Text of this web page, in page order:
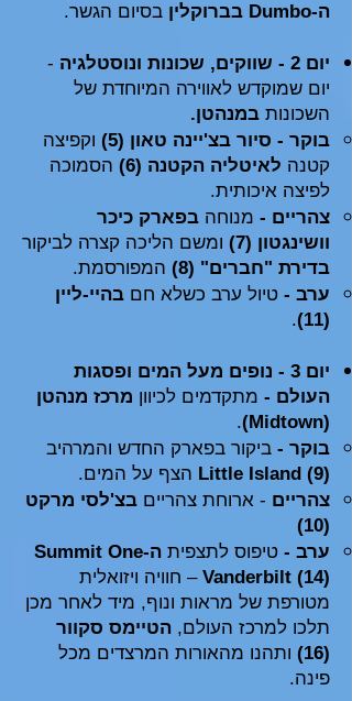
ה-Dumbo בברוקלין
בסיום הגשר.
יום 2 - שווקים, שכונות ונוסטלגיה
-
יום שמוקדש לאווירה המיוחדת של
השכונות במנהטן.
בוקר - סיור בצ'יינה טאון (5)
וקפיצה
קטנה לאיטליה הקטנה (6)
הסמוכה
לפיצה איכותית.
צהריים - מנוחה בפארק כיכר
וושינגטון (7)
ומשם הליכה קצרה לביקור
בדירת "חברים" (8)
המפורסמת.
ערב - טיול ערב כשלא חם בהיי-ליין
(11)
.
י
ום 3 - נופים מעל המים ופסגות
העולם - מתקדמים לכיוון מרכז מנהטן
(Midtown)
.
בוקר - ביקור בפארק החדש והמרהיב
Little Island (9) הצף על המים.
צהריים - ארוחת צהריים בצ'לסי מרקט
(10)
ערב - טיפוס לתצפית
ה-Summit One
Vanderbilt (14) – חוויה ויזואלית
מטורפת של מראות ונוף, מיד לאחר מכן
תלכו למרכז העולם, הטיימס סקוור
(16)
ותהנו מהאורות המרצדים מכל
פינה.